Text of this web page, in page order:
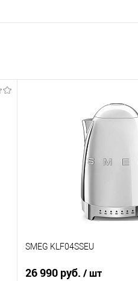
SMEG KLF04SSEU
26 990 руб. / шт